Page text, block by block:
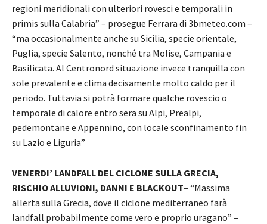
regioni meridionali con ulteriori rovesci e temporali in
primis sulla Calabria” – prosegue Ferrara di 3bmeteo.com –
“ma occasionalmente anche su Sicilia, specie orientale,
Puglia, specie Salento, nonché tra Molise, Campania e
Basilicata. Al Centronord situazione invece tranquilla con
sole prevalente e clima decisamente molto caldo per il
periodo. Tuttavia si potrà formare qualche rovescio o
temporale di calore entro sera su Alpi, Prealpi,
pedemontane e Appennino, con locale sconfinamento fin
su Lazio e Liguria”
VENERDI’ LANDFALL DEL CICLONE SULLA GRECIA,
RISCHIO ALLUVIONI, DANNI E BLACKOUT– “Massima
allerta sulla Grecia, dove il ciclone mediterraneo farà
landfall probabilmente come vero e proprio uragano” –